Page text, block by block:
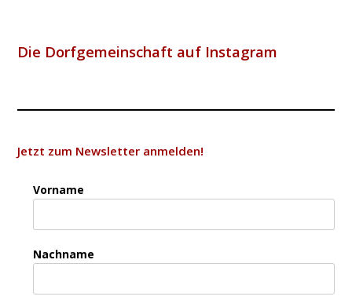
Die Dorfgemeinschaft auf Instagram
Jetzt zum Newsletter anmelden!
Vorname
Nachname